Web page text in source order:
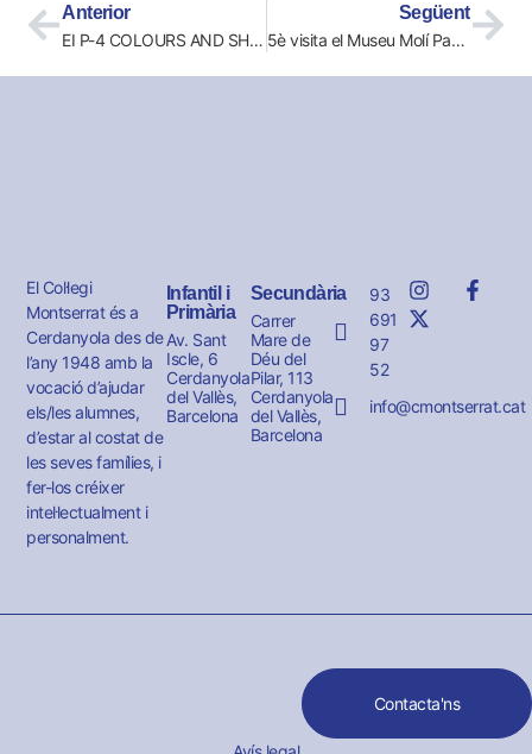
Anterior
EI P-4 COLOURS AND SHAPES
Següent
5è visita el Museu Molí Paperer de Capellades
El Col·legi
Montserrat és a
Cerdanyola des de
l’any 1948 amb la
vocació d’ajudar
els/les alumnes,
d’estar al costat de
les seves famílies, i
fer-los créixer
intel·lectualment i
personalment.
Infantil i
Primària
Av. Sant
Iscle, 6
Cerdanyola
del Vallès,
Barcelona
Secundària
Carrer
Mare de
Déu del
Pilar, 113
Cerdanyola
del Vallès,
Barcelona
93
691
97
52
info@cmontserrat.cat
Contacta'ns